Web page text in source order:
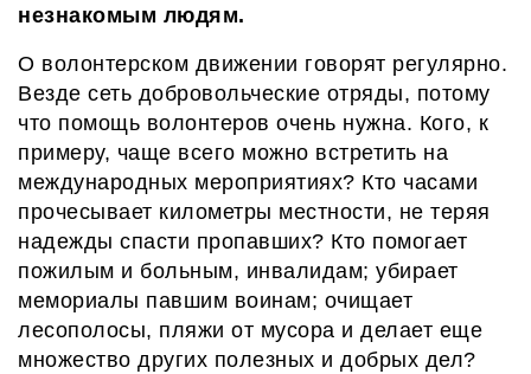
незнакомым людям.
О волонтерском движении говорят регулярно.
Везде сеть добровольческие отряды, потому
что помощь волонтеров очень нужна. Кого, к
примеру, чаще всего можно встретить на
международных мероприятиях? Кто часами
прочесывает километры местности, не теряя
надежды спасти пропавших? Кто помогает
пожилым и больным, инвалидам; убирает
мемориалы павшим воинам; очищает
лесополосы, пляжи от мусора и делает еще
множество других полезных и добрых дел?